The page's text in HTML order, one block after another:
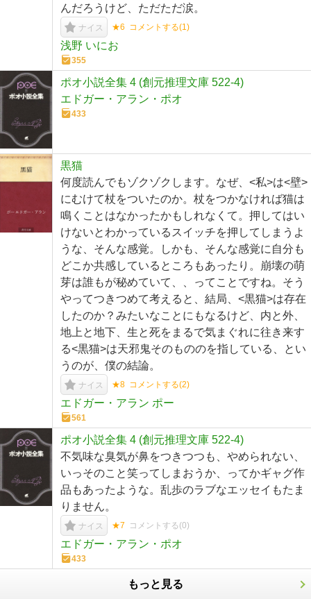
んだろうけど、ただただ涙。
ナイス ★6 コメントする(1)
浅野 いにお
355
ポオ小説全集 4 (創元推理文庫 522-4)
エドガー・アラン・ポオ
433
黒猫
何度読んでもゾクゾクします。なぜ、<私>は<壁>
にむけて杖をついたのか。杖をつかなければ猫は
鳴くことはなかったかもしれなくて。押してはい
けないとわかっているスイッチを押してしまうよ
うな、そんな感覚。しかも、そんな感覚に自分も
どこか共感しているところもあったり。崩壊の萌
芽は誰もが秘めていて、、ってことですね。そう
やってつきつめて考えると、結局、<黒猫>は存在
したのか？みたいなことにもなるけど、内と外、
地上と地下、生と死をまるで気まぐれに往き来す
る<黒猫>は天邪鬼そのもののを指している、とい
うのが、僕の結論。
ナイス ★8 コメントする(2)
エドガー・アラン ポー
561
ポオ小説全集 4 (創元推理文庫 522-4)
不気味な臭気が鼻をつきつつも、やめられない、
いっそのこと笑ってしまおうか、ってかギャグ作
品もあったような。乱歩のラブなエッセイもたま
りません。
ナイス ★7 コメントする(0)
エドガー・アラン・ポオ
433
もっと見る